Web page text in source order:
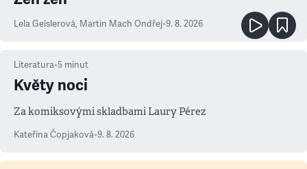
Lela Geislerová, Martin Mach Ondřej•9. 8. 2026
Literatura•5 minut
Květy noci
Za komiksovými skladbami Laury Pérez
Kateřina Čopjaková•9. 8. 2026